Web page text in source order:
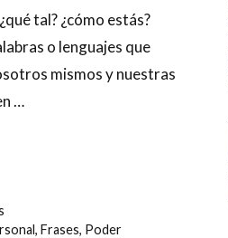
tal? ¿cómo estás?
o lenguajes que
mismos y nuestras
…
, Frases, Poder